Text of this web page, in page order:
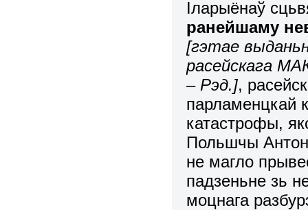
Іларыёнаў
ранейшаму
[гэтае
расейскага
– Рэд.],
парламенцкай
катастрофы,
Польшчы
не магло
падзеньне зь
моцнага